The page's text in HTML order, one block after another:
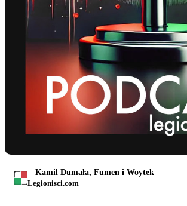
Kamil Dumała, Fumen i Woytek
Legionisci.com